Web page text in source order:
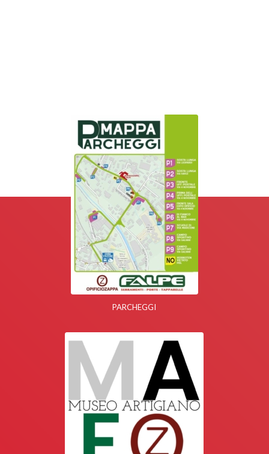
PARCHEGGI